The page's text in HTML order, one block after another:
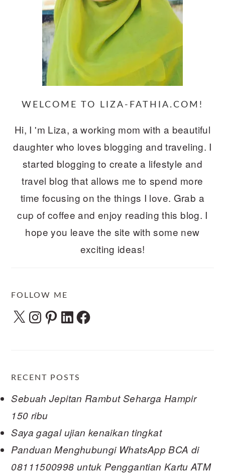
WELCOME TO LIZA-FATHIA.COM!
Hi, I 'm Liza, a working mom with a beautiful
daughter who loves blogging and traveling. I
started blogging to create a lifestyle and
travel blog that allows me to spend more
time focusing on the things I love. Grab a
cup of coffee and enjoy reading this blog. I
hope you leave the site with some new
exciting ideas!
FOLLOW ME
X Instagram
Pinterest
LinkedInFacebook
RECENT POSTS
Sebuah Jepitan Rambut Seharga Hampir
150 ribu
Saya gagal ujian kenaikan tingkat
Panduan Menghubungi WhatsApp BCA di
08111500998 untuk Penggantian Kartu ATM